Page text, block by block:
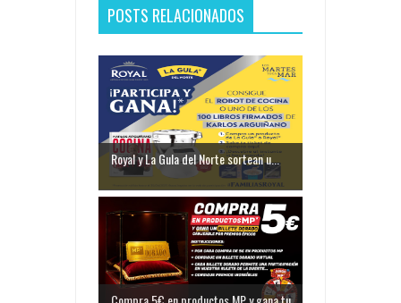
POSTS RELACIONADOS
Royal y La Gula del Norte sortean u...